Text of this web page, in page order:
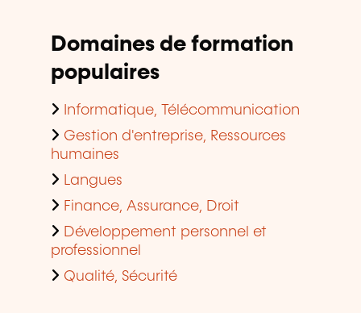
Domaines de formation
populaires
Informatique, Télécommunication
Gestion d'entreprise, Ressources
humaines
Langues
Finance, Assurance, Droit
Développement personnel et
professionnel
Qualité, Sécurité